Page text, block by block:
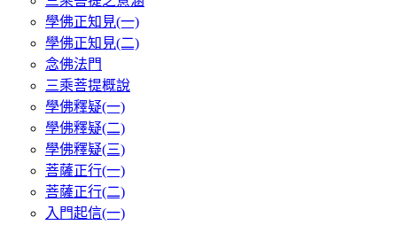
學佛正知見(一)
學佛正知見(二)
念佛法門
三乘菩提概說
學佛釋疑(一)
學佛釋疑(二)
學佛釋疑(三)
菩薩正行(一)
菩薩正行(二)
入門起信(一)